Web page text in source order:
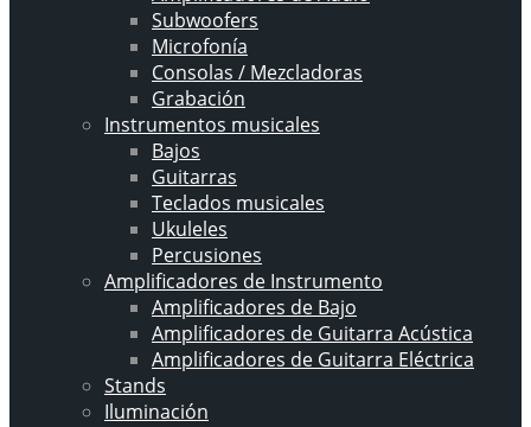
Subwoofers
Microfonía
Consolas / Mezcladoras
Grabación
Instrumentos musicales
Bajos
Guitarras
Teclados musicales
Ukuleles
Percusiones
Amplificadores de Instrumento
Amplificadores de Bajo
Amplificadores de Guitarra Acústica
Amplificadores de Guitarra Eléctrica
Stands
Iluminación